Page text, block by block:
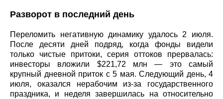
Разворот в последний день
Переломить негативную динамику удалось 2 июля.
После десяти дней подряд, когда фонды видели
только чистые притоки, серия оттоков прервалась:
инвесторы вложили $221,72 млн — это самый
крупный дневной приток с 5 мая. Следующий день, 4
июля, оказался нерабочим из-за государственного
праздника, и неделя завершилась на относительно